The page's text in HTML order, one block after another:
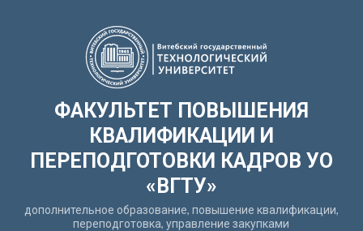
ФАКУЛЬТЕТ ПОВЫШЕНИЯ
КВАЛИФИКАЦИИ И
ПЕРЕПОДГОТОВКИ КАДРОВ УО
«ВГТУ»
дополнительное образование, повышение квалификации,
переподготовка, управление закупками